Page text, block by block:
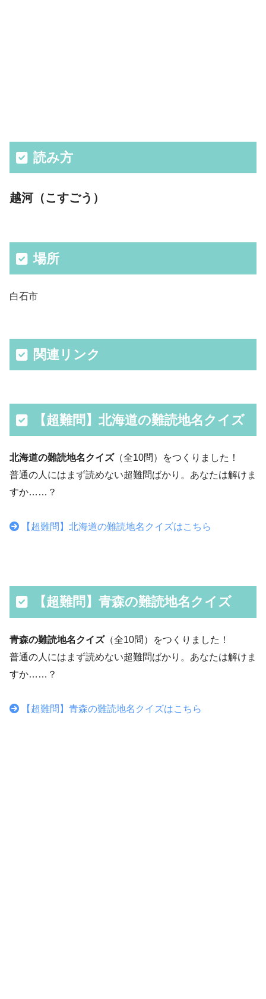
読み方
越河（こすごう）
場所
白石市
関連リンク
【超難問】北海道の難読地名クイズ
北海道の難読地名クイズ（全10問）をつくりました！
普通の人にはまず読めない超難問ばかり。あなたは解けま
すか……？
【超難問】北海道の難読地名クイズはこちら
【超難問】青森の難読地名クイズ
青森の難読地名クイズ（全10問）をつくりました！
普通の人にはまず読めない超難問ばかり。あなたは解けま
すか……？
【超難問】青森の難読地名クイズはこちら